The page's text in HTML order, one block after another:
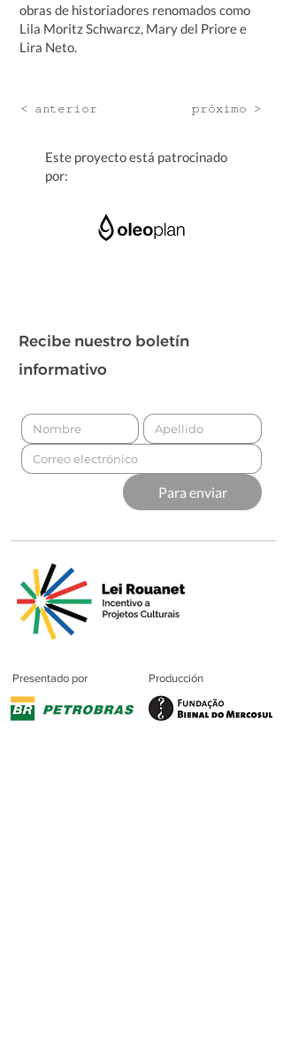
obras de historiadores renomados como
Lila Moritz Schwarcz, Mary del Priore e
Lira Neto.
< anterior próximo >
Este proyecto está patrocinado
por:
Recibe nuestro boletín
informativo
Para enviar
Presentado por Producción